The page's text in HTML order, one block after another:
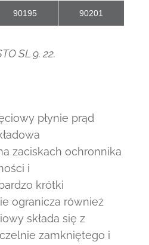
90195 90201
SL 9. 22.
płynie prąd
zaciskach ochronnika
i
krótki
ogranicza również
składa się z
zamkniętego i